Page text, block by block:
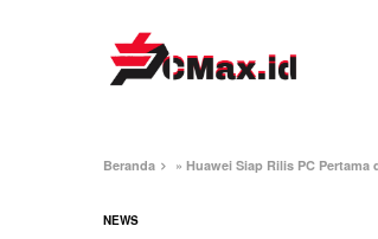
Beranda »Huawei Siap Rilis PC Pertama
NEWS